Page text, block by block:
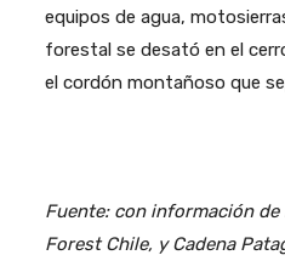
equipos de agua,
forestal se desató en el
el cordón montañoso que
Fuente: con información de
Forest Chile, y Cadena